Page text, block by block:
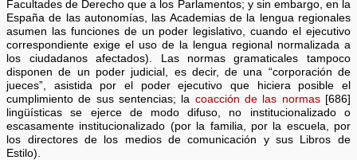
Facultades de Derecho que a los Parlamentos; y sin embargo, en la
España de las autonomías, las Academias de la lengua regionales
asumen las funciones de un poder legislativo, cuando el ejecutivo
correspondiente exige el uso de la lengua regional normalizada a
los ciudadanos afectados). Las normas gramaticales tampoco
disponen de un poder judicial, es decir, de una “corporación de
jueces”, asistida por el poder ejecutivo que hiciera posible el
cumplimiento de sus sentencias; la coacción de las normas[686]
lingüísticas se ejerce de modo difuso, no institucionalizado o
escasamente institucionalizado (por la familia, por la escuela, por
los directores de los medios de comunicación y sus Libros de
Estilo).